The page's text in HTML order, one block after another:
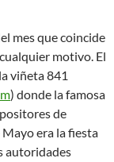
mes que coincide
motivo. El
viñeta 841
) donde la famosa
de
era la fiesta
autoridades